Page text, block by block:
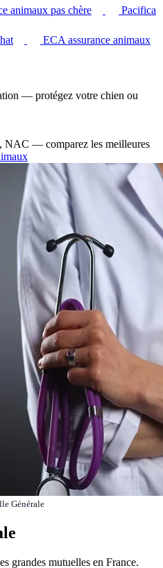
animaux pas chère
Pacifica
ECA assurance animaux
— protégez votre chien ou
NAC — comparez les meilleures
Générale
grandes mutuelles en France.